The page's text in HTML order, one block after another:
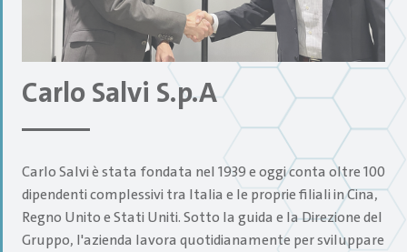
Carlo Salvi S.p.A
Carlo Salvi è stata fondata nel 1939 e oggi conta oltre 100
dipendenti complessivi tra Italia e le proprie filiali in Cina,
Regno Unito e Stati Uniti. Sotto la guida e la Direzione del
Gruppo, l'azienda lavora quotidianamente per sviluppare